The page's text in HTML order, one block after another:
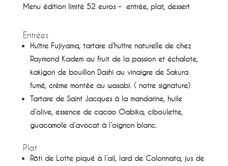
Menu édition limité 52 euros – entrée, plat, dessert
Entrées
Huître Fujiyama, tartare d’huître naturelle de chez
Raymond Kadem au fruit de la passion et échalote,
kakigori de bouillon Dashi au vinaigre de Sakura
fumé, crème montée au wasabi. ( notre signature)
Tartare de Saint Jacques à la mandarine, huile
d’olive, essence de cacao Oabika, ciboulette,
guacamole d’avocat à l’oignon blanc.
Plat
Rôti de Lotte piqué à l’ail, lard de Colonnata, jus de